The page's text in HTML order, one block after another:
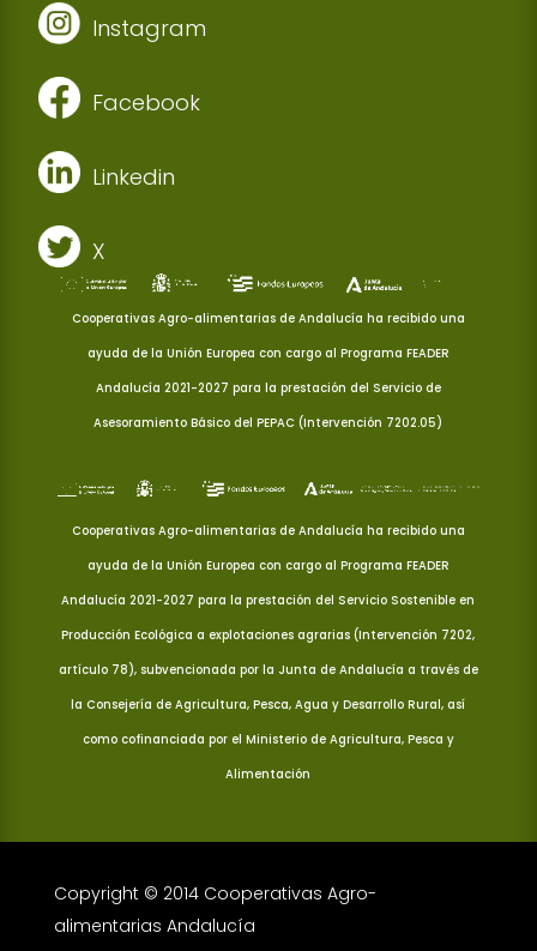
Instagram
Facebook
Linkedin
X
Cooperativas Agro-alimentarias de Andalucía ha recibido una
ayuda de la Unión Europea con cargo al Programa FEADER
Andalucía 2021-2027 para la prestación del Servicio de
Asesoramiento Básico del PEPAC (Intervención 7202.05)
Cooperativas Agro-alimentarias de Andalucía ha recibido una
ayuda de la Unión Europea con cargo al Programa FEADER
Andalucía 2021-2027 para la prestación del Servicio Sostenible en
Producción Ecológica a explotaciones agrarias (Intervención 7202,
artículo 78), subvencionada por la Junta de Andalucía a través de
la Consejería de Agricultura, Pesca, Agua y Desarrollo Rural, así
como cofinanciada por el Ministerio de Agricultura, Pesca y
Alimentación
Copyright © 2014 Cooperativas Agro-
alimentarias Andalucía